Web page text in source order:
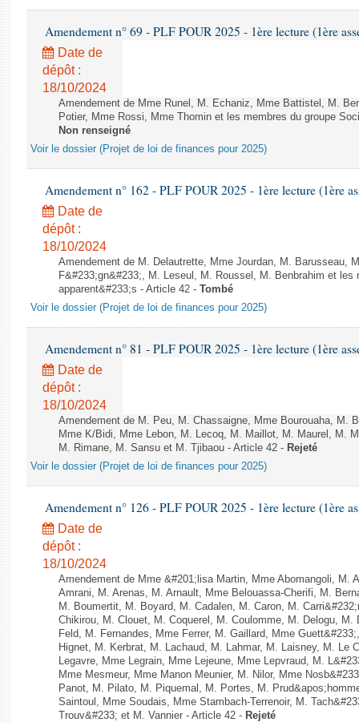
Amendement n° 69 - PLF POUR 2025 - 1ère lecture (1ère
Date de
dépôt :
18/10/2024
Amendement de Mme Runel, M. Echaniz, Mme Battistel, M.
Potier, Mme Rossi, Mme Thomin et les membres du groupe
Non renseigné
Voir le dossier (Projet de loi de finances pour 2025)
Amendement n° 162 - PLF POUR 2025 - 1ère lecture (1ère
Date de
dépôt :
18/10/2024
Amendement de M. Delautrette, Mme Jourdan, M. Barusseau,
F&#233;gn&#233;, M. Leseul, M. Roussel, M. Benbrahim et
apparent&#233;s - Article 42 - Tombé
Voir le dossier (Projet de loi de finances pour 2025)
Amendement n° 81 - PLF POUR 2025 - 1ère lecture (1ère
Date de
dépôt :
18/10/2024
Amendement de M. Peu, M. Chassaigne, Mme Bourouaha, M.
Mme K/Bidi, Mme Lebon, M. Lecoq, M. Maillot, M. Maurel, M.
M. Rimane, M. Sansu et M. Tjibaou - Article 42 - Rejeté
Voir le dossier (Projet de loi de finances pour 2025)
Amendement n° 126 - PLF POUR 2025 - 1ère lecture (1ère
Date de
dépôt :
18/10/2024
Amendement de Mme &#201;lisa Martin, Mme Abomangoli, M.
Amrani, M. Arenas, M. Arnault, Mme Belouassa-Cherifi, M.
M. Boumertit, M. Boyard, M. Cadalen, M. Caron, M.
Chikirou, M. Clouet, M. Coquerel, M. Coulomme, M. Delogu, M.
Feld, M. Fernandes, Mme Ferrer, M. Gaillard, Mme
Hignet, M. Kerbrat, M. Lachaud, M. Lahmar, M. Laisney, M. Le
Legavre, Mme Legrain, Mme Lejeune, Mme Lepvraud, M.
Mme Mesmeur, Mme Manon Meunier, M. Nilor, Mme
Panot, M. Pilato, M. Piquemal, M. Portes, M.
Saintoul, Mme Soudais, Mme Stambach-Terrenoir, M.
Trouv&#233; et M. Vannier - Article 42 - Rejeté